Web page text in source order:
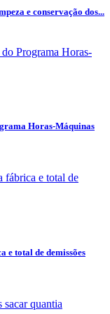
e conservação dos...
Horas-Máquinas
e total de demissões